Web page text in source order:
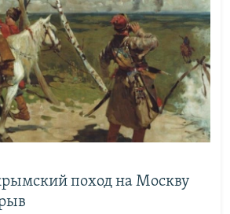
поход на Москву